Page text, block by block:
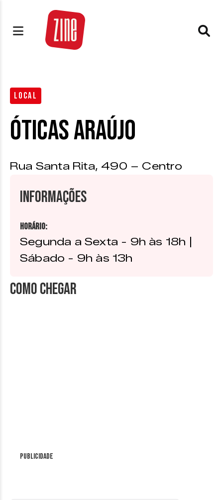
LOCAL
Óticas Araújo
Rua Santa Rita, 490 – Centro
Informações
Horário:
Segunda a Sexta - 9h às 18h |
Sábado - 9h às 13h
Como chegar
Publicidade